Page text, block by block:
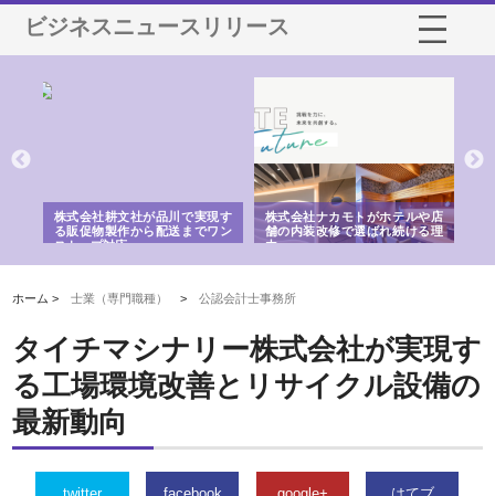
ビジネスニュースリリース
株式会社耕文社が品川で実現す
る販促物製作から配送までワン
ストップ対応
株式会社ナカモトがホテルや店
舗の内装改修で選ばれ続ける理
由
ホーム >士業（専門職種） >公認会計士事務所
タイチマシナリー株式会社が実現す
る工場環境改善とリサイクル設備の
最新動向